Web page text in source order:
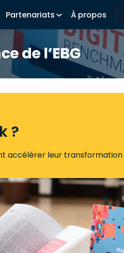
Partenariats À propos
de l’EBG
?
accélérer leur transformation